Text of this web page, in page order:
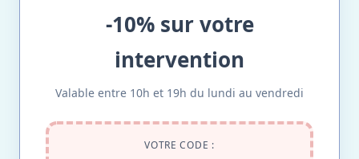
-10% sur votre
intervention
Valable entre 10h et 19h du lundi au vendredi
VOTRE CODE :